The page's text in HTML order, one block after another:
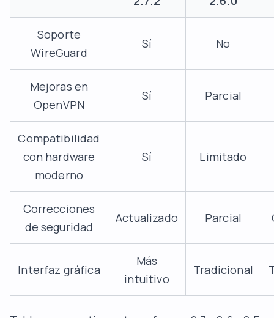
Soporte
WireGuard
Sí No
Mejoras en
OpenVPN
Sí Parcial
Compatibilidad
con hardware
moderno
Sí Limitado
Correcciones
de seguridad
Actualizado Parcial
Interfaz gráfica
Más
intuitivo
Tradicional